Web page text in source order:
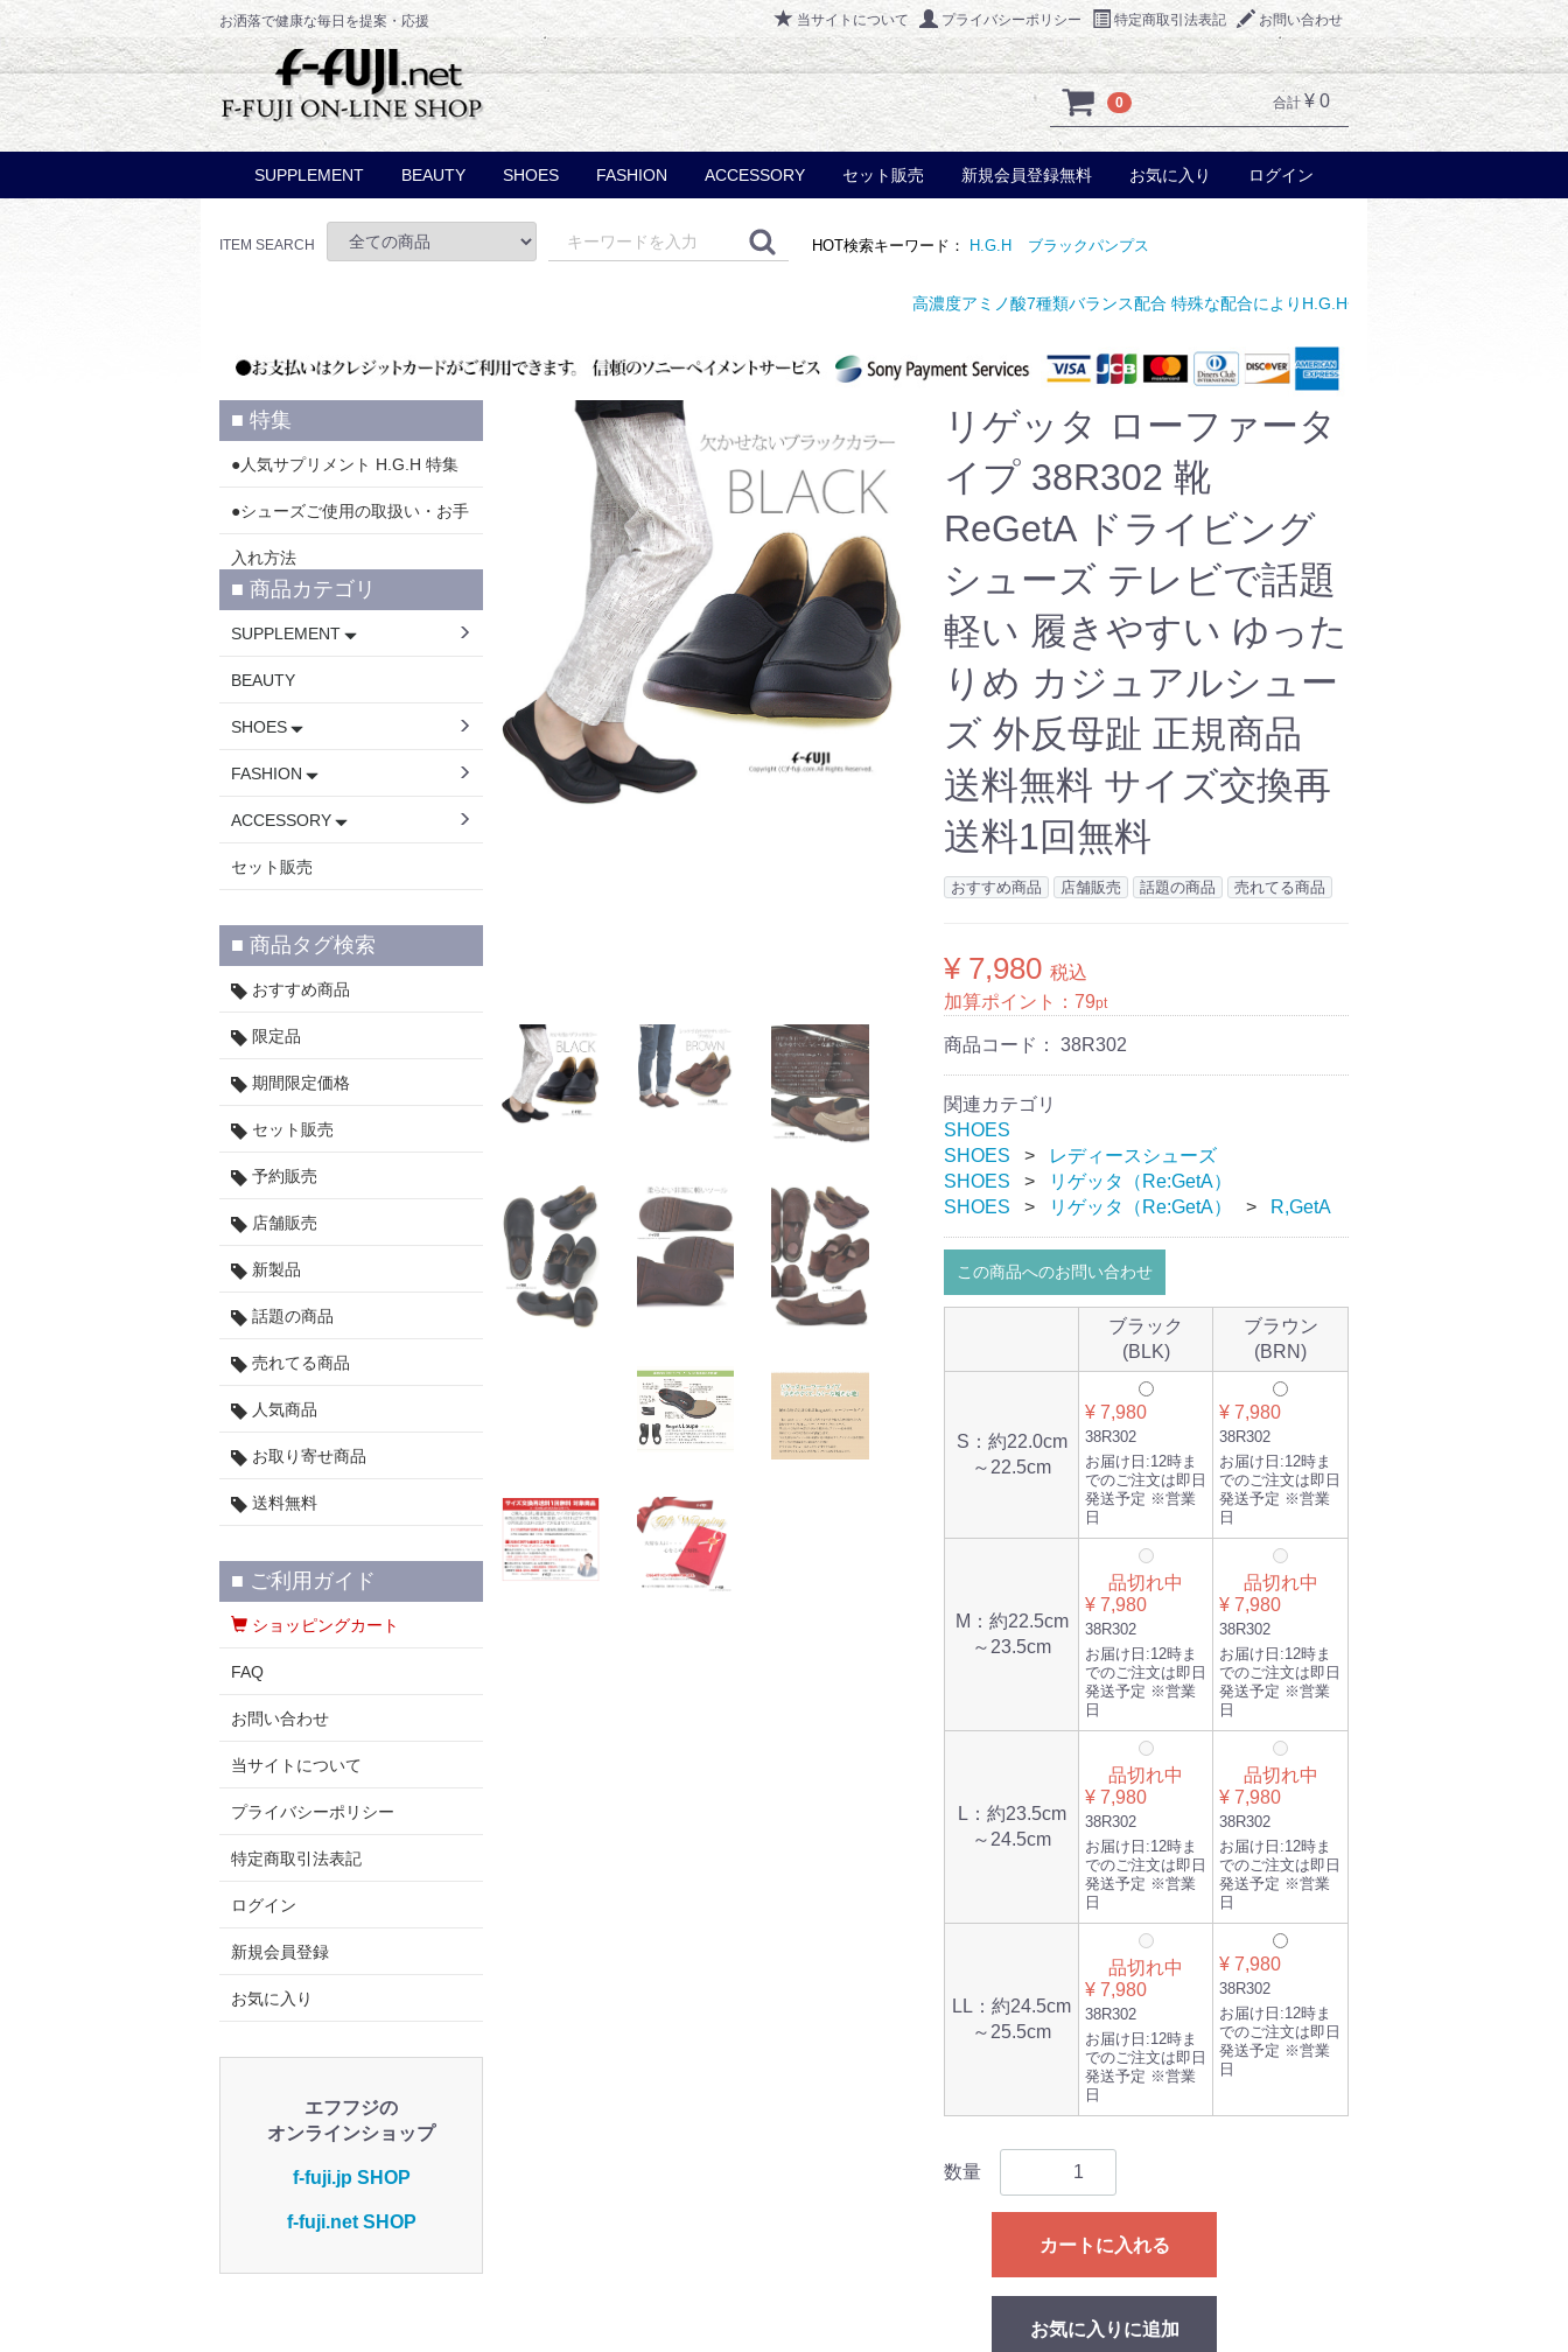
お洒落で健康な毎日を提案・応援
ITEM SEARCH HOT検索キーワード： H.G.H ブラックパンプス
当サイトについて プライバシーポリシー 特定商取引法表記 お問い合わせ
0 合計 ¥ 0
SUPPLEMENT
H.G.H・白寿
ボディーケア
カルシウム
スキンケア・美肌
BEAUTY SHOES
レディースシューズ
メンズシューズ
アサヒシューズ
リゲッタ（Re:GetA）
スニーカー
FASHION ACCESSORY セット販売 新規会員登録無料 お気に入り ログイン
高濃度アミノ酸7種類バランス配合 特殊な配合によりH.G.H分泌促進効果が期待できる。
リゲッタ ローファータ
イプ 38R302 靴
ReGetA ドライビング
シューズ テレビで話題
軽い 履きやすい ゆった
りめ カジュアルシュー
ズ 外反母趾 正規商品
送料無料 サイズ交換再
送料1回無料
おすすめ商品 店舗販売 話題の商品 売れてる商品
¥ 7,980 税込
加算ポイント： 79pt
商品コード： 38R302
関連カテゴリ
SHOES
SHOES
レディースシューズ
SHOES
リゲッタ（Re:GetA）
SHOES
リゲッタ（Re:GetA） R,GetA
この商品へのお問い合わせ
ブラック
(BLK)
ブラウン
(BRN)
S：約22.0cm
～22.5cm
¥ 7,980
38R302
お届け日:12時ま
でのご注文は即日
発送予定 ※営業
日
¥ 7,980
38R302
お届け日:12時ま
でのご注文は即日
発送予定 ※営業
日
M：約22.5cm
～23.5cm
品切れ中
¥ 7,980
38R302
お届け日:12時ま
でのご注文は即日
発送予定 ※営業
日
品切れ中
¥ 7,980
38R302
お届け日:12時ま
でのご注文は即日
発送予定 ※営業
日
L：約23.5cm
～24.5cm
品切れ中
¥ 7,980
38R302
お届け日:12時ま
でのご注文は即日
発送予定 ※営業
日
品切れ中
¥ 7,980
38R302
お届け日:12時ま
でのご注文は即日
発送予定 ※営業
日
LL：約24.5cm
～25.5cm
品切れ中
¥ 7,980
38R302
お届け日:12時ま
でのご注文は即日
発送予定 ※営業
日
¥ 7,980
38R302
お届け日:12時ま
でのご注文は即日
発送予定 ※営業
日
数量
カートに入れる
お気に入りに追加
■ 特集
●人気サプリメント H.G.H 特集
●シューズご使用の取扱い・お手
入れ方法
■ 商品カテゴリ
SUPPLEMENT
BEAUTY
SHOES
FASHION
ACCESSORY
セット販売
■ 商品タグ検索
おすすめ商品
限定品
期間限定価格
セット販売
予約販売
店舗販売
新製品
話題の商品
売れてる商品
人気商品
お取り寄せ商品
送料無料
■ ご利用ガイド
ショッピングカート
FAQ
お問い合わせ
当サイトについて
プライバシーポリシー
特定商取引法表記
ログイン
新規会員登録
お気に入り
エフフジの
オンラインショップ
f-fuji.jp SHOP
f-fuji.net SHOP